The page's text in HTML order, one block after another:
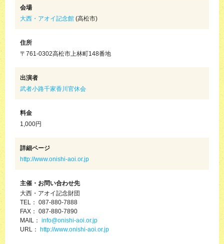
会場
大西・アオイ記念館 (高松市)
住所
〒761-0302高松市上林町148番地
出演者
武者小路千家香川官休会
料金
1,000円
詳細ページ
http://www.onishi-aoi.or.jp
主催・お問い合わせ先
大西・アオイ記念財団
TEL： 087-880-7888
FAX： 087-880-7890
MAIL： info@onishi-aoi.or.jp
URL： http://www.onishi-aoi.or.jp